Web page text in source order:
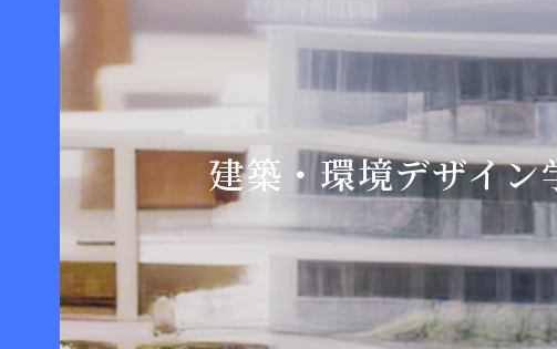
建築・環境デザイ